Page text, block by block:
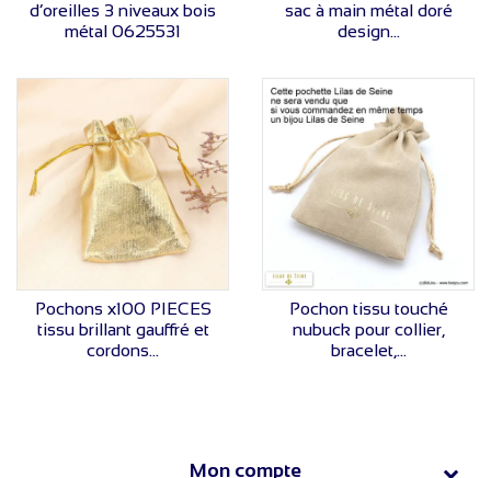
d’oreilles 3 niveaux bois
métal 0625531
sac à main métal doré
design...
VOIR LE PRIX
Pochons x100 PIECES
tissu brillant gauffré et
cordons...
VOIR LE PRIX
Pochon tissu touché
nubuck pour collier,
bracelet,...
Mon compte